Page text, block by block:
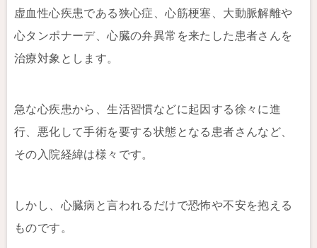
虚血性心疾患である狭心症、心筋梗塞、大動脈解離や
心タンポナーデ、心臓の弁異常を来たした患者さんを
治療対象とします。
急な心疾患から、生活習慣などに起因する徐々に進
行、悪化して手術を要する状態となる患者さんなど、
その入院経緯は様々です。
しかし、心臓病と言われるだけで恐怖や不安を抱える
ものです。